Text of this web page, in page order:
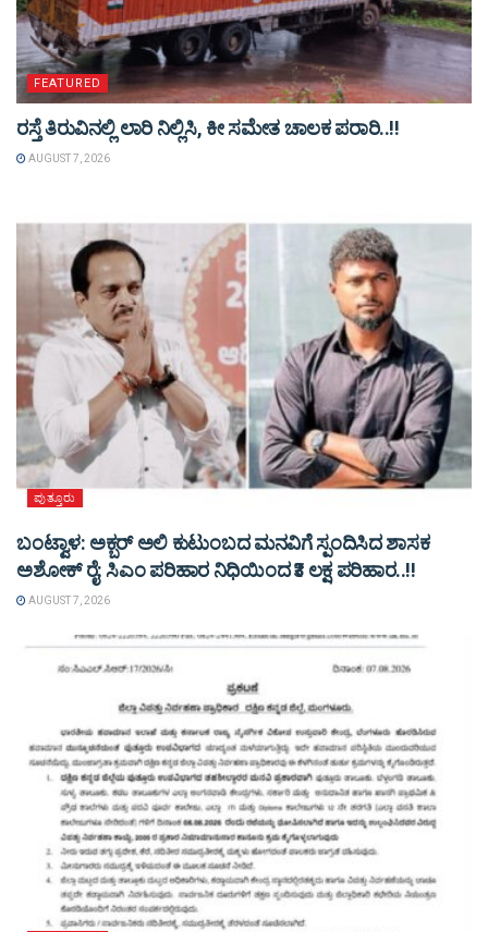
FEATURED
ರಸ್ತೆ ತಿರುವಿನಲ್ಲಿ ಲಾರಿ ನಿಲ್ಲಿಸಿ, ಕೀ ಸಮೇತ ಚಾಲಕ ಪರಾರಿ..!!
AUGUST 7, 2026
ಪುತ್ತೂರು
ಬಂಟ್ವಾಳ: ಅಕ್ಬರ್ ಅಲಿ ಕುಟುಂಬದ ಮನವಿಗೆ ಸ್ಪಂದಿಸಿದ ಶಾಸಕ
ಅಶೋಕ್ ರೈ: ಸಿಎಂ ಪರಿಹಾರ ನಿಧಿಯಿಂದ ₹3 ಲಕ್ಷ ಪರಿಹಾರ..!!
AUGUST 7, 2026